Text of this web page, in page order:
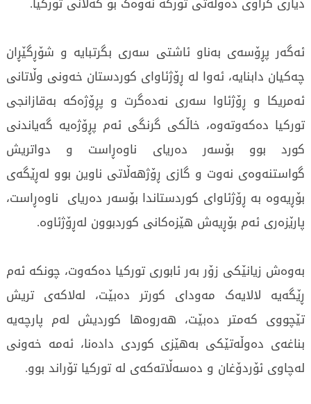
ئەگەر پڕۆسەی بەناو ئاشتی سەری بگرتبایە و شۆڕگێڕان
چەکیان دابنایە، ئەوا لە ڕۆژئاوای کوردستان خەونی وڵاتانی
ئەمریکا و ڕۆژئاوا سەری نەدەگرت و پڕۆژەکە بەقازانجی
تورکیا دەکەوتەوە، خاڵکی گرنگی ئەم پڕۆژەیە گەیاندنی
کورد بوو بۆسەر دەریای ناوەڕاست و دواتریش
گواستنەوەی نەوت و گازی ڕۆژهەڵاتی ناوین بوو لەڕێگەی
بۆڕیەوە بە ڕۆژئاوای کوردستاندا بۆسەر دەریای ناوەڕاست،
پارێزەری ئەم بۆڕیەش هێزەکانی کوردبوون لەڕۆژئاوە.
بەوەش زیانێکی زۆر بەر ئابوری تورکیا دەکەوت، چونکە ئەم
ڕێگەیە لالایەک مەودای کورتر دەبێت، لەلاکەی تریش
تێچووی کەمتر دەبێت، هەروەها کوردیش لەم پارچەیە
بناغەی دەوڵەتێکی بەهێزی کوردی دادەنا، ئەمە خەونی
لەچاوی ئۆردۆغان و دەسەڵاتەکەی لە تورکیا تۆراند بوو.